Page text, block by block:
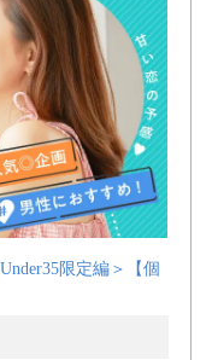
限定編＞【個